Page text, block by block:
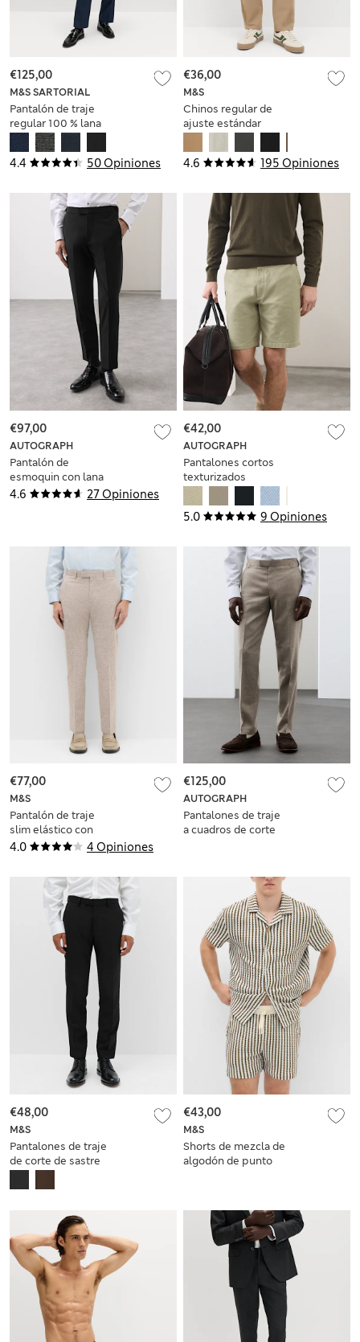
4.4 50 Opiniones
M&S SARTORIAL
Pantalón de traje
regular 100 % lana
prémium
€125,00
4.6 195 Opiniones
M&S
Chinos regular de
ajuste estándar
€36,00
4.6 27 Opiniones
AUTOGRAPH
Pantalón de
esmoquin con lana
de corte sastre
€97,00
5.0 9 Opiniones
AUTOGRAPH
Pantalones cortos
texturizados
€42,00
4.0 4 Opiniones
M&S
Pantalón de traje
slim elástico con
mezcla de lino
€77,00
AUTOGRAPH
Pantalones de traje
a cuadros de corte
€125,00
M&S
Pantalones de traje
de corte de sastre
€48,00
M&S
Shorts de mezcla de
algodón de punto
€43,00